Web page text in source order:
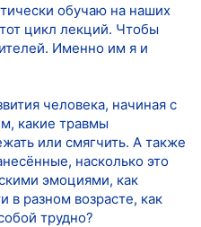
обучаю на наших
цикл лекций. Чтобы
Именно им я и
человека, начиная с
какие травмы
или смягчить. А также
насколько это
эмоциями, как
в разном возрасте, как
трудно?